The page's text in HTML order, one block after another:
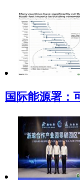
国际能源署：